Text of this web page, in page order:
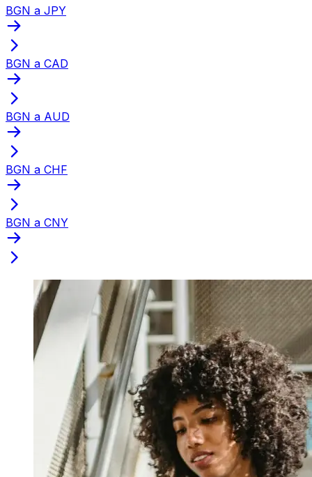
BGN a JPY
BGN a CAD
BGN a AUD
BGN a CHF
BGN a CNY